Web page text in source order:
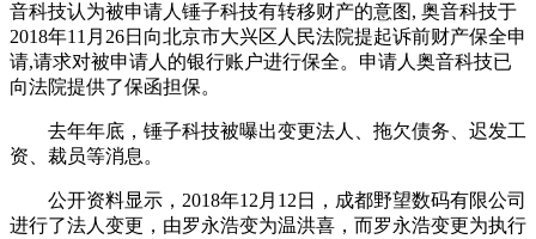
音科技认为被申请人锤子科技有转移财产的意图, 奥音科技于
2018年11月26日向北京市大兴区人民法院提起诉前财产保全申
请,请求对被申请人的银行账户进行保全。申请人奥音科技已
向法院提供了保函担保。
去年年底，锤子科技被曝出变更法人、拖欠债务、迟发工
资、裁员等消息。
公开资料显示，2018年12月12日，成都野望数码有限公司
进行了法人变更，由罗永浩变为温洪喜，而罗永浩变更为执行